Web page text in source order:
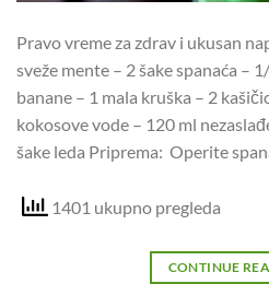
Pravo vreme za zdrav i ukusan
sveže mente – 2 šake spanaća –
banane – 1 mala kruška – 2
kokosove vode – 120 ml
šake leda Priprema: Operite
1401 ukupno pregleda
CONTINUE